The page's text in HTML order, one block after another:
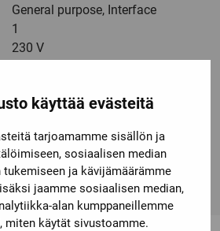
käyttää evästeitä
tarjoamamme sisällön ja
sosiaalisen median
ja kävijämäärämme
jaamme sosiaalisen median,
alan kumppaneillemme
miten käytät sivustoamme.
General purpose, Interface
1
230 V
AgSnIn
Diode, Gold clad 3 µm, LED, Test
button
Plug-in